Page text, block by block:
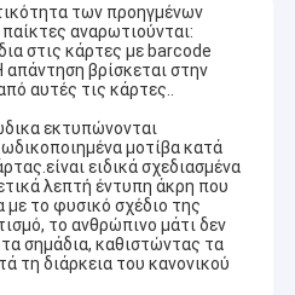
των προηγμένων
αναρωτιούνται:
στις κάρτες με barcode
απάντηση βρίσκεται στην
αυτές τις κάρτες..
εκτυπώνονται
μοτίβα κατά
ειδικά σχεδιασμένα
λεπτή έντυπη άκρη που
το φυσικό σχέδιο της
το ανθρώπινο μάτι δεν
τα σημάδια, καθιστώντας τα
τη διάρκεια του κανονικού